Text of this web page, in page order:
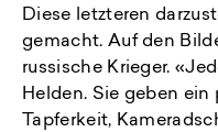
Diese letzteren
gemacht. Auf den
russische Krieger.
Helden. Sie geben
Tapferkeit,